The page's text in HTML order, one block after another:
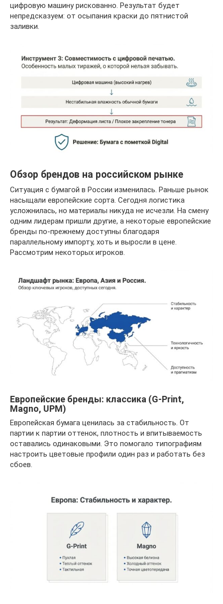
цифровую машину рискованно. Результат будет
непредсказуем: от осыпания краски до пятнистой
заливки.
Обзор брендов на российском рынке
Ситуация с бумагой в России изменилась. Раньше рынок
насыщали европейские сорта. Сегодня логистика
усложнилась, но материалы никуда не исчезли. На смену
одним лидерам пришли другие, а некоторые европейские
бренды по-прежнему доступны благодаря
параллельному импорту, хоть и выросли в цене.
Рассмотрим некоторых игроков.
Европейские бренды: классика (G-Print,
Magno, UPM)
Европейская бумага ценилась за стабильность. От
партии к партии оттенок, плотность и впитываемость
оставались одинаковыми. Это помогало типографиям
настроить цветовые профили один раз и работать без
сбоев.